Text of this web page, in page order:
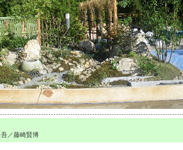
／藤崎賢博